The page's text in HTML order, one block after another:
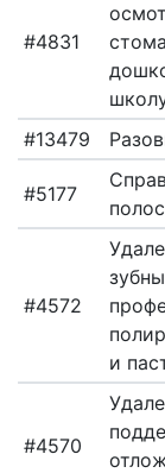
#4831
#13479
#5177
#4572
и
#4570